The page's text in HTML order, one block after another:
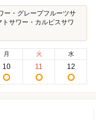
ー・グレープフルーツサ
トサワー・カルピスサワ
月
10
火
11
水
12